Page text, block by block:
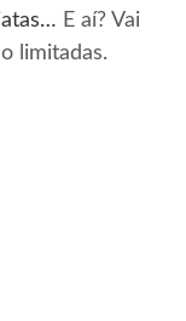
E aí? Vai
limitadas.